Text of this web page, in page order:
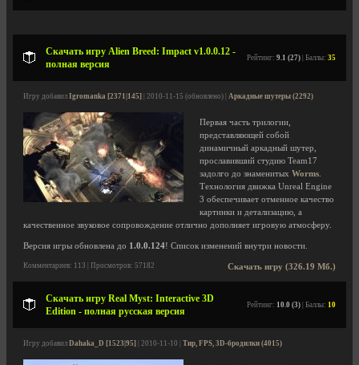
Скачать игру Alien Breed: Impact v1.0.0.12 -
полная версия
Рейтинг: 9.1 (27) | Баллы: 35
Игру добавил Igromanka [2371|145] | 2010-11-15 (обновлено) | Аркадные шутеры (2292)
Первая часть трилогии,
представляющей собой
динамичный аркадный шутер,
прославивший студию Team17
задолго до знаменитых Worms
Технология движка Unreal Engine
3 обеспечивает отменное качество
картинки и детализацию, а
качественное звуковое сопровождение отлично дополняет игровую атмосферу.
Версия игры обновлена до 1.0.0.124! Список изменений внутри новости.
Скачать игру (326.19 Мб.)
Комментариев: 113 | Просмотров: 57182
Скачать игру Real Myst: Interactive 3D
Edition - полная русская версия
Рейтинг: 10.0 (3) | Баллы: 10
Игру добавил Dahaka_D [1523|95] | 2010-11-10 | Тир, FPS, 3D-бродилки (4015)